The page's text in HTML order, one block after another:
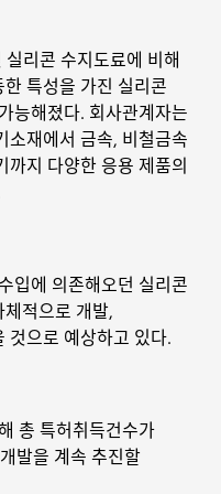
리콘 수지도료에 비해
특성을 가진 실리콘
능해졌다. 회사관계자는
소재에서 금속, 비철금속
까지 다양한 응용 제품의
입에 의존해오던 실리콘
적으로 개발,
것으로 예상하고 있다.
총 특허취득건수가
발을 계속 추진할